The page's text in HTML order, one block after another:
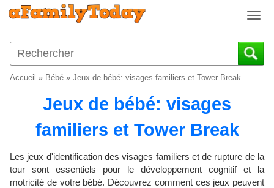
T
g
g
g
a
t
Accueil » Bébé » Jeux de bébé: visages familiers et Tower Break
Jeux de bébé: visages
familiers et Tower Break
Les jeux d'identification des visages familiers et de rupture de la
tour sont essentiels pour le développement cognitif et la
motricité de votre bébé. Découvrez comment ces jeux peuvent